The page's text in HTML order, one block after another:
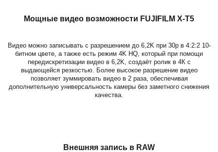
Мощные видео возможности FUJIFILM X-T5
Видео можно записывать с разрешением до 6,2K при 30p в 4:2:2 10-
битном цвете, а также есть режим 4K HQ, который при помощи
передискретизации видео в 6,2K, создаёт ролик в 4К с
выдающейся резкостью. Более высокое разрешение видео
позволяет зуммировать видео в 2 раза, обеспечивая
дополнительную универсальность камеры без заметного снижения
качества.
Внешняя запись в RAW